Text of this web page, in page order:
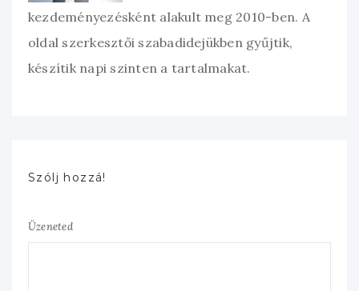
kezdeményezésként alakult meg 2010-ben. A
oldal szerkesztői szabadidejükben gyűjtik,
készítik napi szinten a tartalmakat.
Szólj hozzá!
Üzeneted